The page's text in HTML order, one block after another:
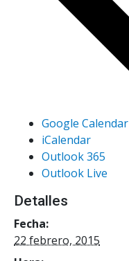
Google Calendar
iCalendar
Outlook 365
Outlook Live
Detalles
Fecha:
22 febrero, 2015